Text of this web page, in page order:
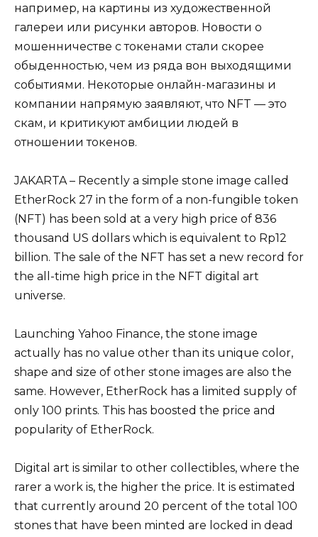
например, на картины из художественной
галереи или рисунки авторов. Новости о
мошенничестве с токенами стали скорее
обыденностью, чем из ряда вон выходящими
событиями. Некоторые онлайн-магазины и
компании напрямую заявляют, что NFT — это
скам, и критикуют амбиции людей в
отношении токенов.
JAKARTA – Recently a simple stone image called
EtherRock 27 in the form of a non-fungible token
(NFT) has been sold at a very high price of 836
thousand US dollars which is equivalent to Rp12
billion. The sale of the NFT has set a new record for
the all-time high price in the NFT digital art
universe.
Launching Yahoo Finance, the stone image
actually has no value other than its unique color,
shape and size of other stone images are also the
same. However, EtherRock has a limited supply of
only 100 prints. This has boosted the price and
popularity of EtherRock.
Digital art is similar to other collectibles, where the
rarer a work is, the higher the price. It is estimated
that currently around 20 percent of the total 100
stones that have been minted are locked in dead